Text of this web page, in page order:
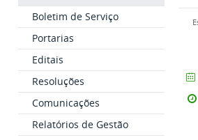
Boletim de Serviço
Portarias
Editais
Resoluções
Comunicações
Relatórios de Gestão